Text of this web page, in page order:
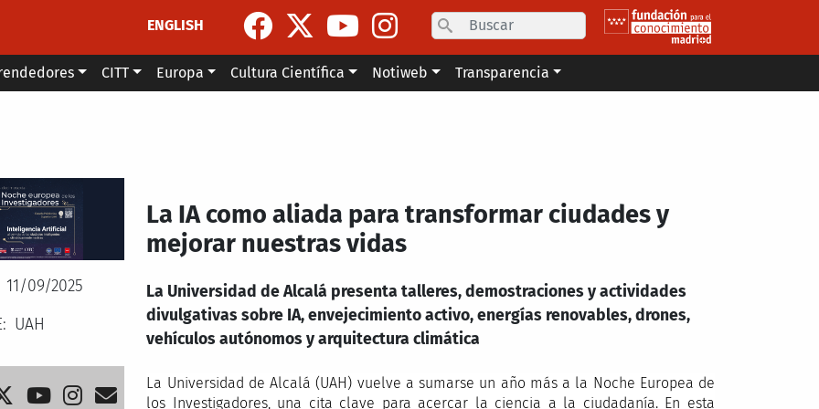
ENGLISH
Search
CITT Europa Cultura Científica Notiweb Transparencia
11/09/2025
UAH
La IA como aliada para transformar ciudades y
mejorar nuestras vidas
La Universidad de Alcalá presenta talleres, demostraciones y actividades
divulgativas sobre IA, envejecimiento activo, energías renovables, drones,
vehículos autónomos y arquitectura climática
La Universidad de Alcalá (UAH) vuelve a sumarse un año más a la Noche Europea de
los Investigadores, una cita clave para acercar la ciencia a la ciudadanía. En esta